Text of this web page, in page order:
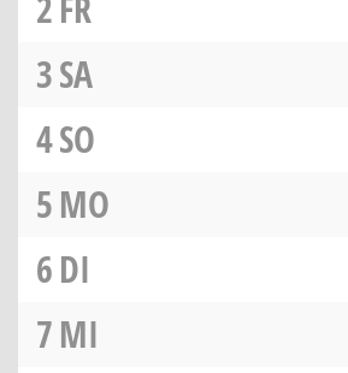
3SA
4SO
5MO
6DI
7MI